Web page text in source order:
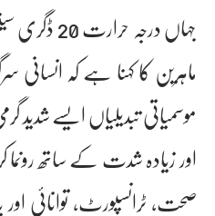
جہاں درجہ
ماہرین کا کہنا ہے کہ
موسمیاتی تبدیلیاں ایسے شدید
اور زیادہ شدت کے ساتھ
صحت، ٹرانسپورٹ، توانائی